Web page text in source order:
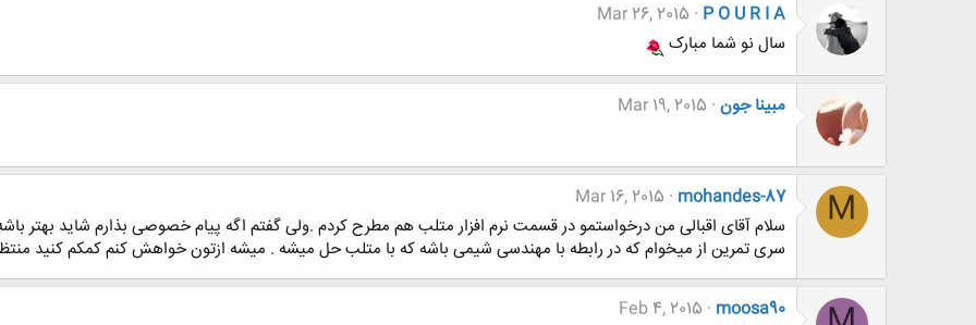
P O U R I A
Mar 26, 2015
سال نو شما مبارک
مبینا جون Mar 19, 2015
M
mohandes-87
Mar 16, 2015
سلام آقای اقبالی من درخواستمو در قسمت نرم افزار متلب هم مطرح کردم .ولی گفتم اگه پیام خصوصی بذارم شاید بهتر
سری تمرین از میخوام که در رابطه با مهندسی شیمی باشه که با متلب حل میشه . میشه ازتون خواهش کنم کمکم کنید
moosa90
Feb 4, 2015